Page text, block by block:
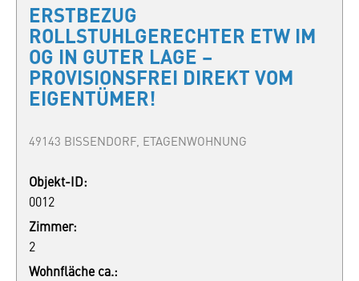
ERSTBEZUG
ROLLSTUHLGERECHTER ETW IM
OG IN GUTER LAGE –
PROVISIONSFREI DIREKT VOM
EIGENTÜMER!
49143 BISSENDORF, ETAGENWOHNUNG
Objekt-ID:
0012
Zimmer:
2
Wohnfläche ca.: